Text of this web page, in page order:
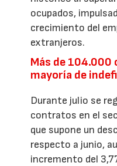
ocupados,
crecimiento del
extranjeros.
Más de
mayoría de
Durante julio se
contratos en el
que supone un
respecto a junio,
incremento del